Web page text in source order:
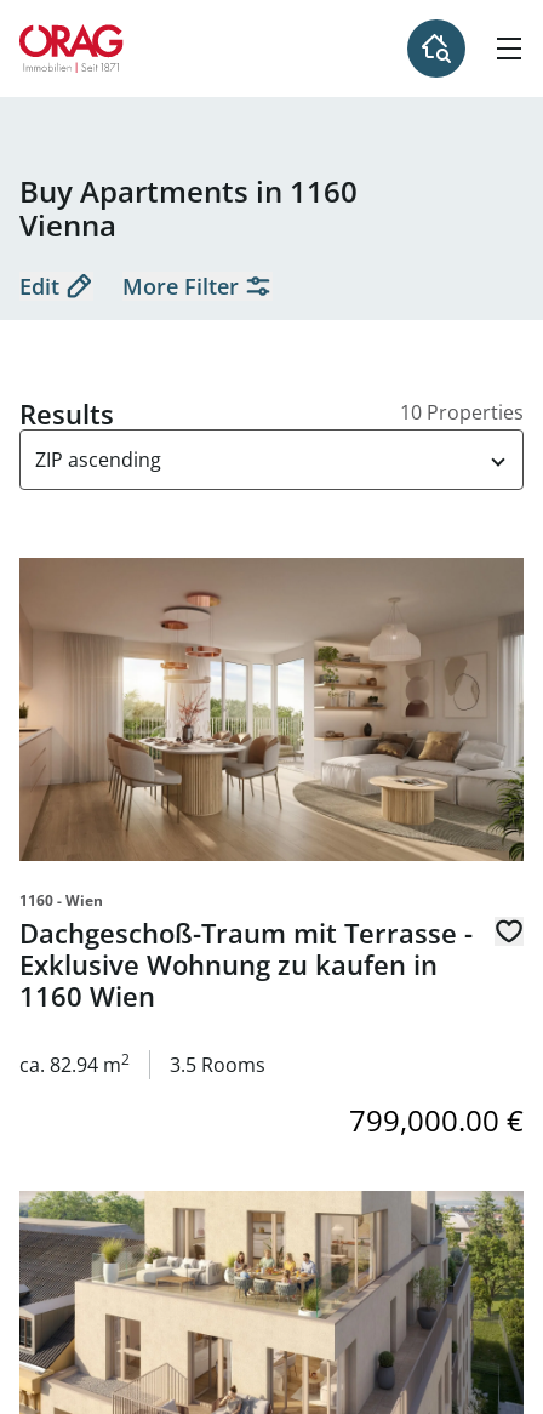
Buy Apartments in 1160
Vienna
Edit More Filter
Results
10 Properties
ZIP ascending
1160 - Wien
Dachgeschoß-Traum mit Terrasse -
Exklusive Wohnung zu kaufen in
1160 Wien
ca. 82.94 m2 3.5 Rooms
799,000.00 €
link to page Am Wilhelminenberg - Eckwohnung mit 4